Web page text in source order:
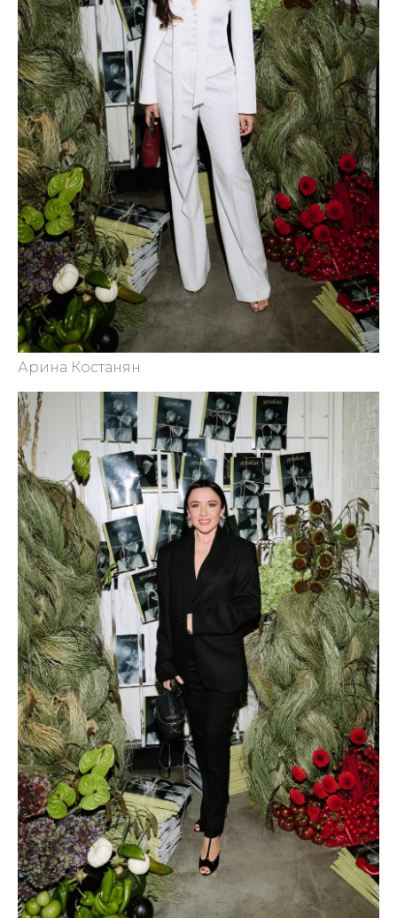
Арина Костанян